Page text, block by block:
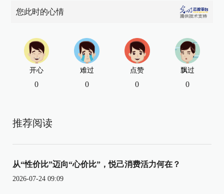
您此时的心情
开心
0
难过
0
点赞
0
飘过
0
推荐阅读
从“性价比”迈向“心价比”，悦己消费活力何在？
2026-07-24 09:09